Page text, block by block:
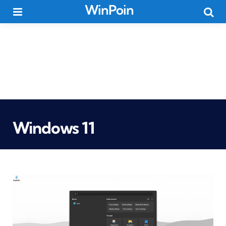
WinPoin
Windows 11